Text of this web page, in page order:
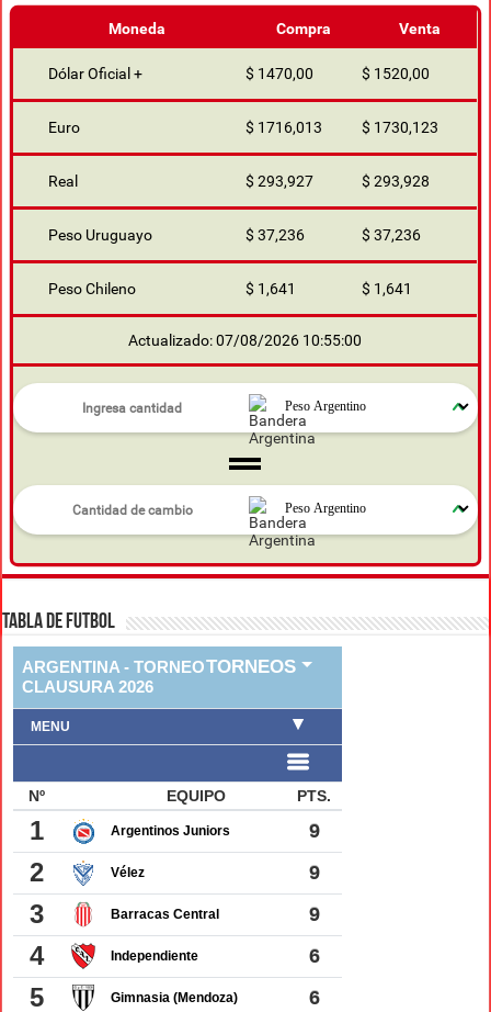
Moneda Compra Venta
Dólar Oficial + $ 1470,00 $ 1520,00
Euro $ 1716,013 $ 1730,123
Real $ 293,927 $ 293,928
Peso Uruguayo $ 37,236 $ 37,236
Peso Chileno $ 1,641 $ 1,641
Actualizado: 07/08/2026 10:55:00
TABLA DE FUTBOL